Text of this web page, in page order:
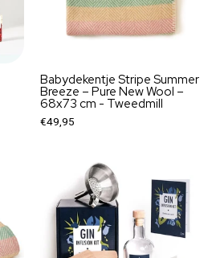
Babydekentje Stripe Summer
Breeze – Pure New Wool –
68x73 cm - Tweedmill
€49,95